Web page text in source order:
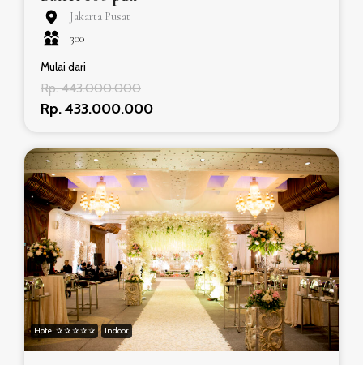
Jakarta Pusat
300
Mulai dari
Rp. 443.000.000
Rp. 433.000.000
Hotel ✰ ✰ ✰ ✰ ✰ Indoor